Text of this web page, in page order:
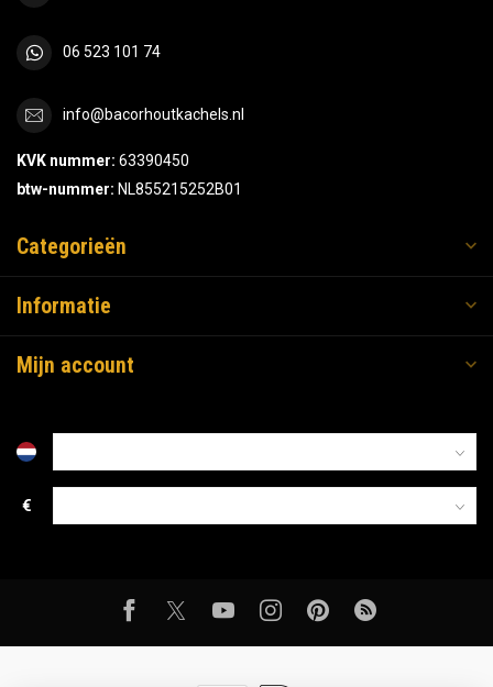
06 523 101 74
info@bacorhoutkachels.nl
KVK nummer: 63390450
btw-nummer: NL855215252B01
Categorieën
Informatie
Mijn account
€